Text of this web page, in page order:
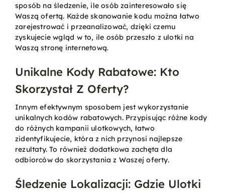
sposób na śledzenie, ile osób zainteresowało się
Waszą ofertą. Każde skanowanie kodu można łatwo
zarejestrować i przeanalizować, dzięki czemu
zyskujecie wgląd w to, ile osób przeszło z ulotki na
Waszą stronę internetową.
Unikalne Kody Rabatowe: Kto
Skorzystał Z Oferty?
Innym efektywnym sposobem jest wykorzystanie
unikalnych kodów rabatowych. Przypisując różne kody
do różnych kampanii ulotkowych, łatwo
zidentyfikujecie, która z nich przynosi najlepsze
rezultaty. To również dodatkowa zachęta dla
odbiorców do skorzystania z Waszej oferty.
Śledzenie Lokalizacji: Gdzie Ulotki